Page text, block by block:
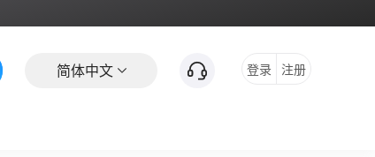
简体中文 登录 注册